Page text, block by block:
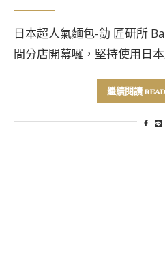
日本超人氣麵包-釛 匠研所
間分店開幕囉，堅持使用日
繼續閱讀